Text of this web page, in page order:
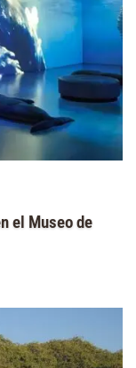
el Museo de